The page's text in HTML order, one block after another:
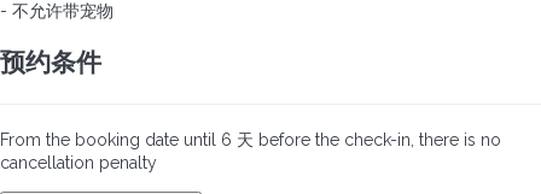
- 不允许带宠物
预约条件
From the booking date until 6 天 before the check-in, there is no
cancellation penalty